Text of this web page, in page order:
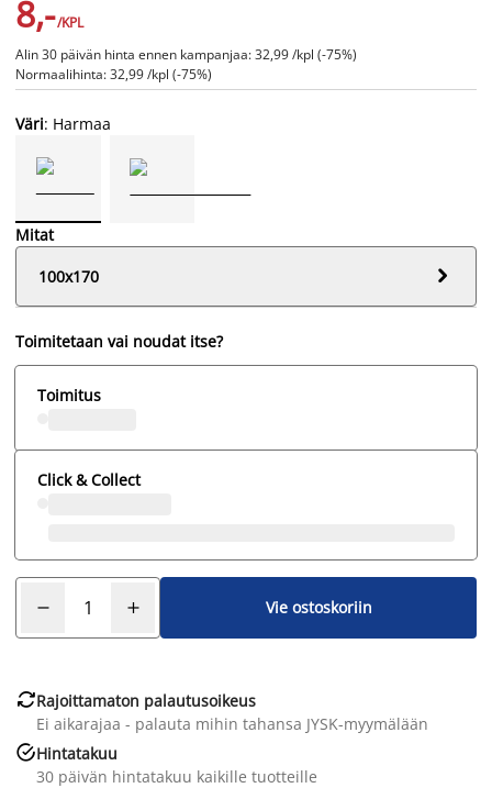
8,-/KPL
Alin 30 päivän hinta ennen kampanjaa: 32,99 /kpl (-75%)
Normaalihinta: 32,99 /kpl (-75%)
Väri: Harmaa
Mitat
100x170

Toimitetaan vai noudat itse?
Toimitus
Click & Collect
Vie ostoskoriin
Rajoittamaton palautusoikeus
Ei aikarajaa - palauta mihin tahansa JYSK-myymälään
Hintatakuu
30 päivän hintatakuu kaikille tuotteille